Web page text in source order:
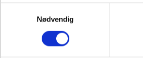
Nødvendig